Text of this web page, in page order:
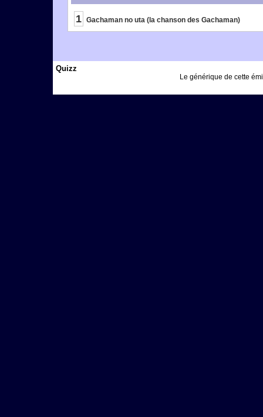
1 Gachaman no uta (la chanson des Gachaman)
Quizz
Le générique de cette